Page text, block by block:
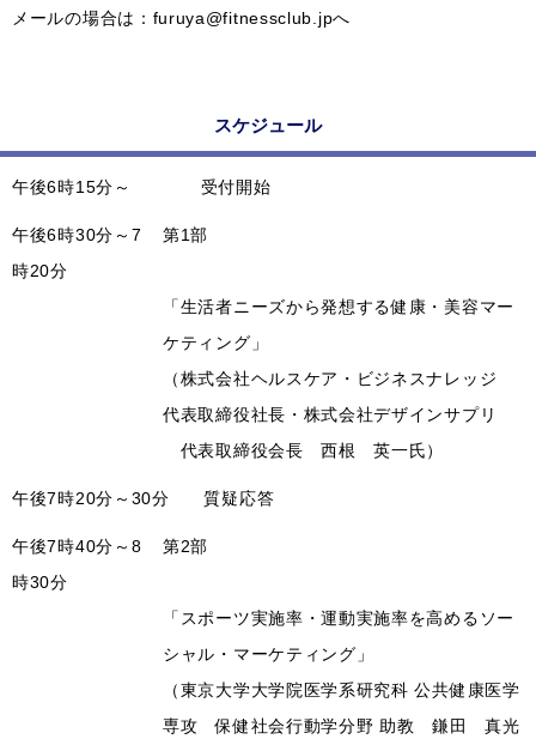
メールの場合は：furuya@fitnessclub.jpへ
スケジュール
午後6時15分～ 受付開始
午後6時30分～7
時20分
第1部
「生活者ニーズから発想する健康・美容マー
ケティング」
（株式会社ヘルスケア・ビジネスナレッジ
代表取締役社長・株式会社デザインサプリ
代表取締役会長 西根 英一氏）
午後7時20分～30分 質疑応答
午後7時40分～8
時30分
第2部
「スポーツ実施率・運動実施率を高めるソー
シャル・マーケティング」
（東京大学大学院医学系研究科 公共健康医学
専攻 保健社会行動学分野 助教 鎌田 真光